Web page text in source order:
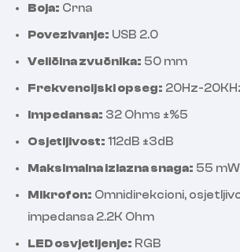
Boja: Crna
Povezivanje: USB 2.0
Veličina zvučnika: 50 mm
Frekvencijski opseg: 20Hz-
Impedansa: 32 Ohms ±%5
Osjetljivost: 112dB ±3dB
Maksimalna izlazna snaga: 55 mW
Mikrofon: Omnidirekcioni,
impedansa 2.2K Ohm
LED osvjetljenje: RGB